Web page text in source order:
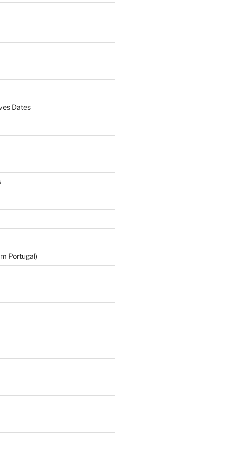
Dates
Portugal)